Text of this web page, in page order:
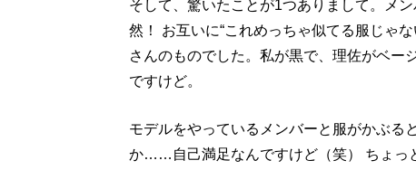
そして、驚いたことが1つありまして。メ
然！ お互いに“これめっちゃ似てる服じゃ
さんのものでした。私が黒で、理佐がベー
ですけど。
モデルをやっているメンバーと服がかぶる
か……自己満足なんですけど（笑） ちょっ